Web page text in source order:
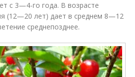
с 3—4-го года. В возрасте
(12—20 лет) дает в среднем 8—12
среднепозднее.